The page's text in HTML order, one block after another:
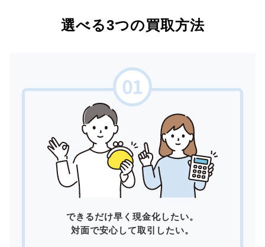
選べる3つの買取方法
できるだけ早く現金化したい。
対面で安心して取引したい。